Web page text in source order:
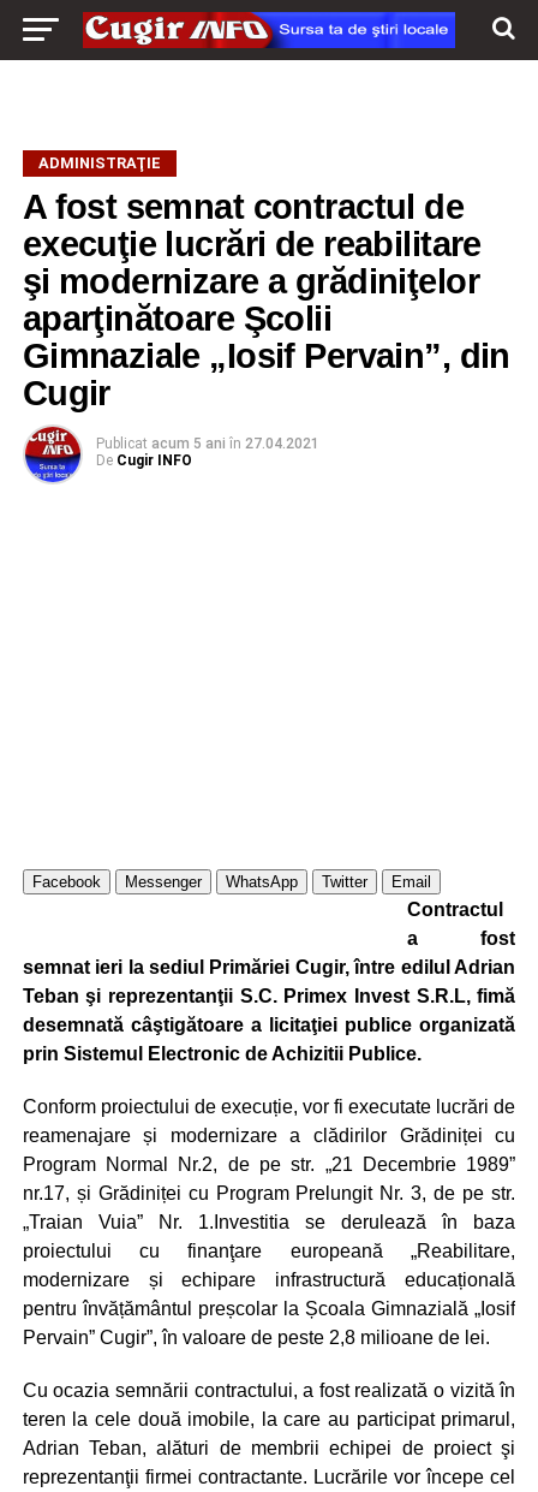
ADMINISTRAŢIE
A fost semnat contractul de
execuţie lucrări de reabilitare
şi modernizare a grădiniţelor
aparţinătoare Şcolii
Gimnaziale „Iosif Pervain”, din
Cugir
Publicat acum 5 ani în 27.04.2021
De Cugir INFO
Facebook Messenger WhatsApp Twitter Email
Contractul
a fost
semnat ieri la sediul Primăriei Cugir, între edilul Adrian
Teban şi reprezentanţii S.C. Primex Invest S.R.L, fimă
desemnată câştigătoare a licitaţiei publice organizată
prin Sistemul Electronic de Achizitii Publice.
Conform proiectului de execuție, vor fi executate lucrări de
reamenajare și modernizare a clădirilor Grădiniței cu
Program Normal Nr.2, de pe str. „21 Decembrie 1989”
nr.17, și Grădiniței cu Program Prelungit Nr. 3, de pe str.
„Traian Vuia” Nr. 1.Investitia se derulează în baza
proiectului cu finanţare europeană „Reabilitare,
modernizare și echipare infrastructură educațională
pentru învățământul preșcolar la Școala Gimnazială „Iosif
Pervain” Cugir”, în valoare de peste 2,8 milioane de lei.
Cu ocazia semnării contractului, a fost realizată o vizită în
teren la cele două imobile, la care au participat primarul,
Adrian Teban, alături de membrii echipei de proiect şi
reprezentanţii firmei contractante. Lucrările vor începe cel